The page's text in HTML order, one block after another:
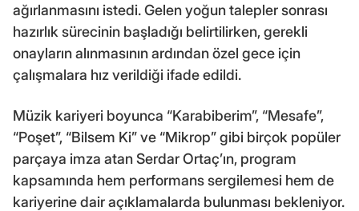
ağırlanmasını istedi. Gelen yoğun talepler sonrası
hazırlık sürecinin başladığı belirtilirken, gerekli
onayların alınmasının ardından özel gece için
çalışmalara hız verildiği ifade edildi.
Müzik kariyeri boyunca “Karabiberim”, “Mesafe”,
“Poşet”, “Bilsem Ki” ve “Mikrop” gibi birçok popüler
parçaya imza atan Serdar Ortaç’ın, program
kapsamında hem performans sergilemesi hem de
kariyerine dair açıklamalarda bulunması bekleniyor.